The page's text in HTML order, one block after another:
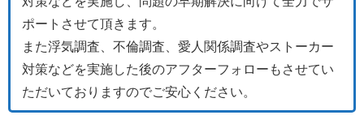
ポートさせて頂きます。
また浮気調査、不倫調査、愛人関係調査やストーカー
対策などを実施した後のアフターフォローもさせてい
ただいておりますのでご安心ください。